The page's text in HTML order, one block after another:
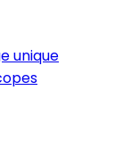
unique